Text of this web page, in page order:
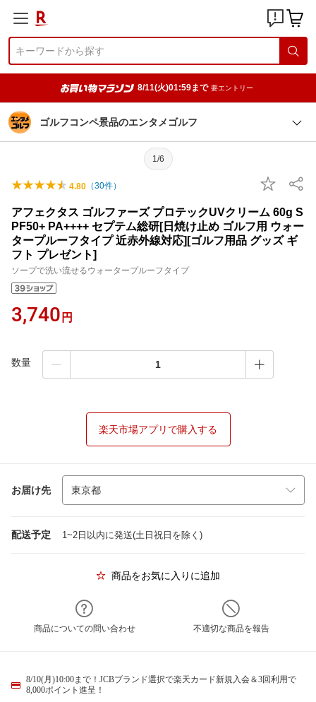
8/11(火)01:59まで 要エントリー
ゴルフコンペ景品のエンタメゴルフ
1/6
4.80 （30件）
アフェクタス ゴルファーズ プロテックUVクリーム 60g S
PF50+ PA++++ セプテム総研[日焼け止め ゴルフ用 ウォー
タープルーフタイプ 近赤外線対応][ゴルフ用品 グッズ ギ
フト プレゼント]
ソープで洗い流せるウォータープルーフタイプ
3,740 円
数量
楽天市場アプリで購入する
お届け先
配送予定 1~2日以内に発送(土日祝日を除く)
商品をお気に入りに追加
商品についての問い合わせ 不適切な商品を報告
8/10(月)10:00まで！JCBブランド選択で楽天カード新規入会＆3回利用で
8,000ポイント進呈！